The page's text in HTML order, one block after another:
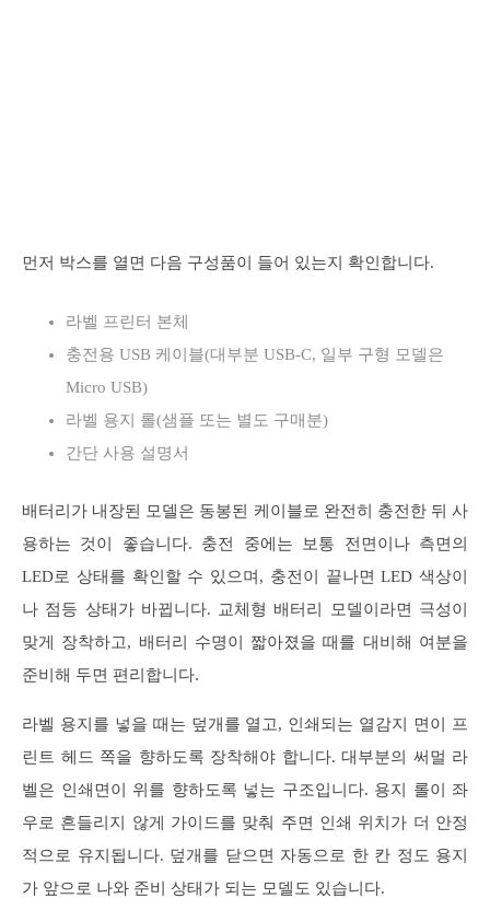
먼저 박스를 열면 다음 구성품이 들어 있는지 확인합니다.
라벨 프린터 본체
충전용 USB 케이블(대부분 USB-C, 일부 구형 모델은
Micro USB)
라벨 용지 롤(샘플 또는 별도 구매분)
간단 사용 설명서
배터리가 내장된 모델은 동봉된 케이블로 완전히 충전한 뒤 사
용하는 것이 좋습니다. 충전 중에는 보통 전면이나 측면의
LED로 상태를 확인할 수 있으며, 충전이 끝나면 LED 색상이
나 점등 상태가 바뀝니다. 교체형 배터리 모델이라면 극성이
맞게 장착하고, 배터리 수명이 짧아졌을 때를 대비해 여분을
준비해 두면 편리합니다.
라벨 용지를 넣을 때는 덮개를 열고, 인쇄되는 열감지 면이 프
린트 헤드 쪽을 향하도록 장착해야 합니다. 대부분의 써멀 라
벨은 인쇄면이 위를 향하도록 넣는 구조입니다. 용지 롤이 좌
우로 흔들리지 않게 가이드를 맞춰 주면 인쇄 위치가 더 안정
적으로 유지됩니다. 덮개를 닫으면 자동으로 한 칸 정도 용지
가 앞으로 나와 준비 상태가 되는 모델도 있습니다.